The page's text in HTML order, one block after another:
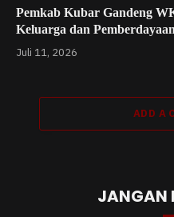
Pemkab Kubar Gandeng
Keluarga dan
Juli 11, 2026
ADD A
JANGAN